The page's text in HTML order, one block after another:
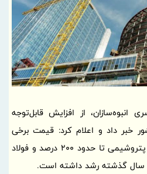
انبوه‌سازان، از افزایش قابل‌توجه
خبر داد و اعلام کرد: قیمت برخی
اقلام کلیدی مانند مواد اولیه پتروشیمی تا حدود 200 درصد و فولاد